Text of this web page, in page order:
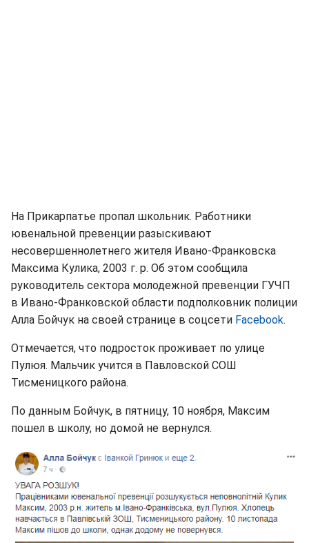
На Прикарпатье пропал школьник. Работники
ювенальной превенции разыскивают
несовершеннолетнего жителя Ивано-Франковска
Максима Кулика, 2003 г. р. Об этом сообщила
руководитель сектора молодежной превенции ГУЧП
в Ивано-Франковской области подполковник полиции
Алла Бойчук на своей странице в соцсети Facebook.
Отмечается, что подросток проживает по улице
Пулюя. Мальчик учится в Павловской СОШ
Тисменицкого района.
По данным Бойчук, в пятницу, 10 ноября, Максим
пошел в школу, но домой не вернулся.